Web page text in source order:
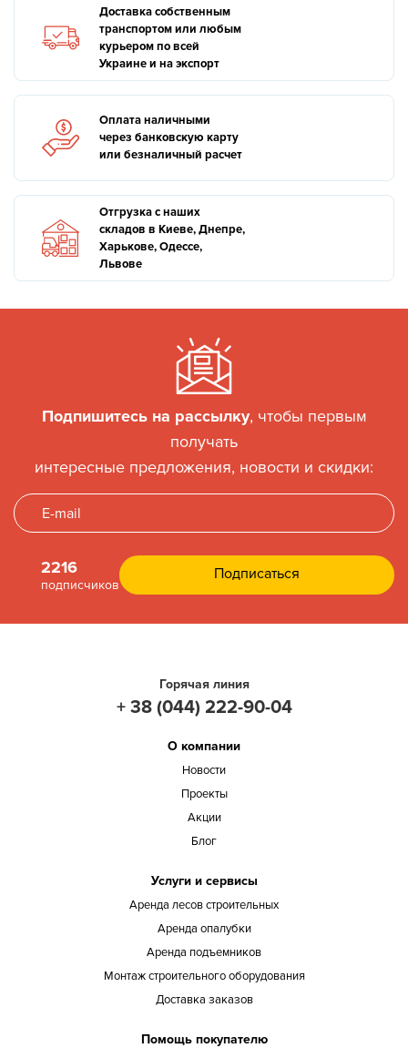
Доставка собственным
транспортом или любым
курьером по всей
Украине и на экспорт
Оплата наличными
через банковскую карту
или безналичный расчет
Отгрузка с наших
складов в Киеве, Днепре,
Харькове, Одессе,
Львове
Подпишитесь на рассылку, чтобы первым
получать
интересные предложения, новости и скидки:
2216
подписчиков
Горячая линия
+ 38 (044) 222-90-04
О компании
Новости
Проекты
Акции
Блог
Услуги и сервисы
Аренда лесов строительных
Аренда опалубки
Аренда подъемников
Монтаж строительного оборудования
Доставка заказов
Помощь покупателю